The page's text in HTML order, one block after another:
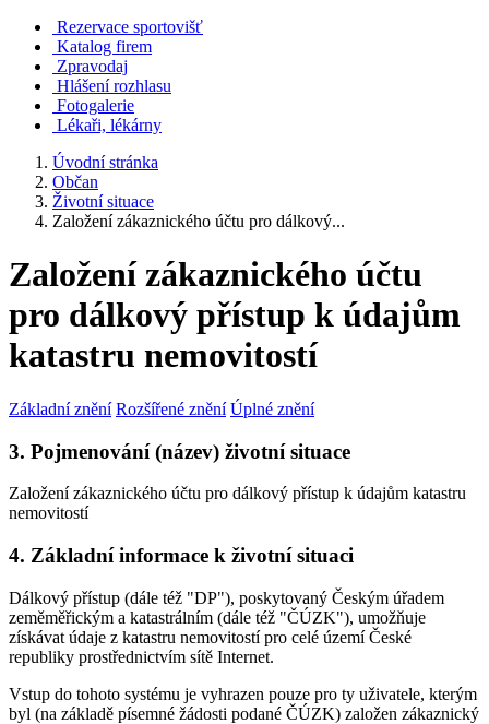
Rezervace sportovišť
Katalog firem
Zpravodaj
Hlášení rozhlasu
Fotogalerie
Lékaři, lékárny
Úvodní stránka
Občan
Životní situace
Založení zákaznického účtu pro dálkový...
Založení zákaznického účtu
pro dálkový přístup k údajům
katastru nemovitostí
Základní znění Rozšířené znění Úplné znění
3. Pojmenování (název) životní situace
Založení zákaznického účtu pro dálkový přístup k údajům katastru
nemovitostí
4. Základní informace k životní situaci
Dálkový přístup (dále též "DP"), poskytovaný Českým úřadem
zeměměřickým a katastrálním (dále též "ČÚZK"), umožňuje
získávat údaje z katastru nemovitostí pro celé území České
republiky prostřednictvím sítě Internet.
Vstup do tohoto systému je vyhrazen pouze pro ty uživatele, kterým
byl (na základě písemné žádosti podané ČÚZK) založen zákaznický